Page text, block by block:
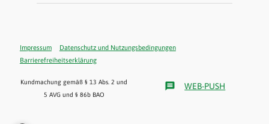
Impressum
Datenschutz und Nutzungsbedingungen
Barrierefreiheitserklärung
Kundmachung gemäß § 13 Abs. 2 und
5 AVG und § 86b BAO
message WEB-PUSH